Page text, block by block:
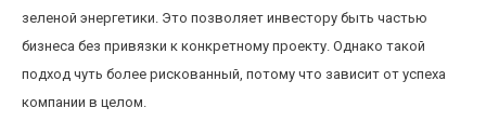
зеленой энергетики. Это позволяет инвестору быть частью
бизнеса без привязки к конкретному проекту. Однако такой
подход чуть более рискованный, потому что зависит от успеха
компании в целом.